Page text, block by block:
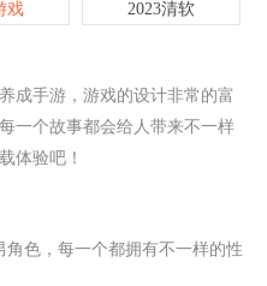
戏 2023清软
成手游，游戏的设计非常的富
一个故事都会给人带来不一样
体验吧！
色，每一个都拥有不一样的性